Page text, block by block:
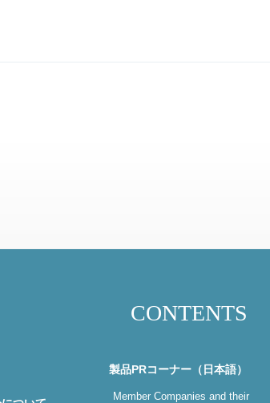
CONTENTS
製品PRコーナー（日本語）
Member Companies and their